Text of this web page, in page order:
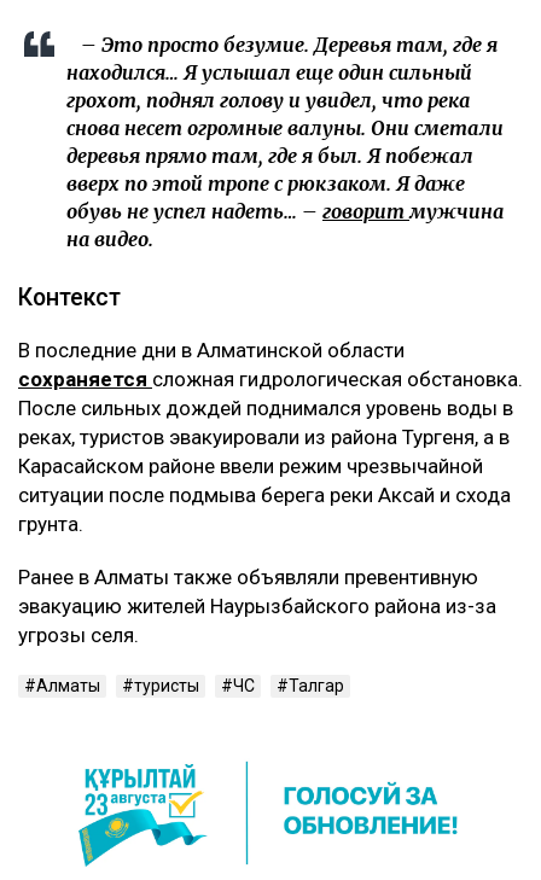
– Это просто безумие. Деревья там, где я
находился… Я услышал еще один сильный
грохот, поднял голову и увидел, что река
снова несет огромные валуны. Они сметали
деревья прямо там, где я был. Я побежал
вверх по этой тропе с рюкзаком. Я даже
обувь не успел надеть… – говоритмужчина
на видео.
Контекст
В последние дни в Алматинской области
сохраняется сложная гидрологическая обстановка.
После сильных дождей поднимался уровень воды в
реках, туристов эвакуировали из района Тургеня, а в
Карасайском районе ввели режим чрезвычайной
ситуации после подмыва берега реки Аксай и схода
грунта.
Ранее в Алматы также объявляли превентивную
эвакуацию жителей Наурызбайского района из-за
угрозы селя.
Алматы туристы ЧС Талгар